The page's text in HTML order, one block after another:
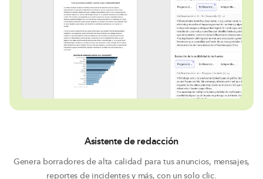
Asistente de redacción
Genera borradores de alta calidad para tus anuncios, mensajes,
reportes de incidentes y más, con un solo clic.